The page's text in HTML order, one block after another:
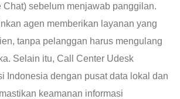
Chat) sebelum menjawab panggilan.
agen memberikan layanan yang
tanpa pelanggan harus mengulang
Selain itu, Call Center Udesk
Indonesia dengan pusat data lokal dan
keamanan informasi